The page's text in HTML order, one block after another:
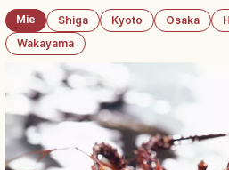
Mie Shiga Kyoto Osaka
Wakayama